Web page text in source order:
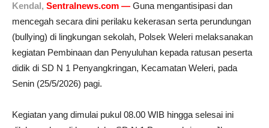
Kendal, Sentralnews.com — Guna mengantisipasi dan
mencegah secara dini perilaku kekerasan serta perundungan
(bullying) di lingkungan sekolah, Polsek Weleri melaksanakan
kegiatan Pembinaan dan Penyuluhan kepada ratusan peserta
didik di SD N 1 Penyangkringan, Kecamatan Weleri, pada
Senin (25/5/2026) pagi.
Kegiatan yang dimulai pukul 08.00 WIB hingga selesai ini